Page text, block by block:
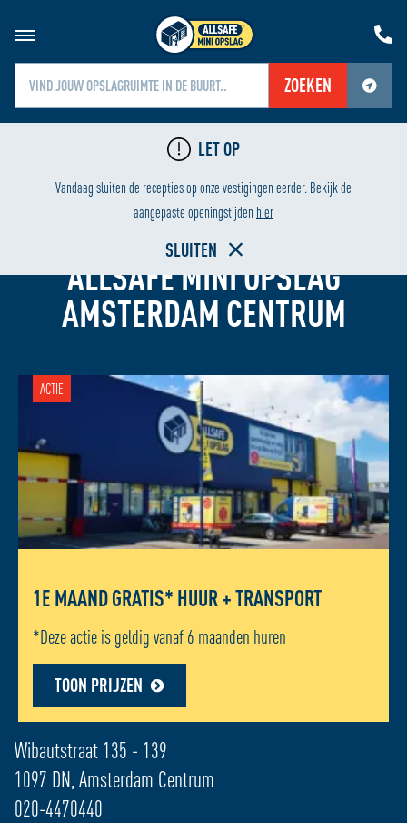
ZOEKEN
Jouw locatiediensten zijn uitgeschakeld.
Schakel jouw locatiediensten in om deze functie te gebruiken.
LET OP
Vandaag sluiten de recepties op onze vestigingen eerder. Bekijk de
aangepaste openingstijden hier
SLUITEN
LAAGSTE PRIJS
GARAGEBOX HUREN
ALLSAFE MINI OPSLAG
AMSTERDAM CENTRUM
ACTIE
1E MAAND GRATIS* HUUR + TRANSPORT
*Deze actie is geldig vanaf 6 maanden huren
TOON PRIJZEN
ADRES LOCATIE - AMSTERDAM CENTRUM
Wibautstraat 135 - 139
1097 DN, Amsterdam Centrum
020-4470440